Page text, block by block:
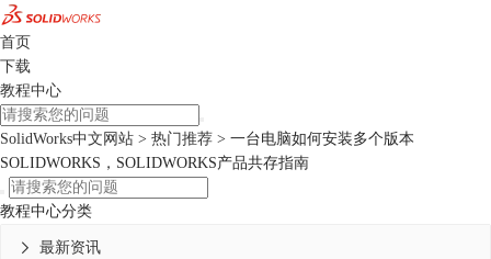
首页
下载
教程中心
SolidWorks中文网站 > 热门推荐 > 一台电脑如何安装多个版本
SOLIDWORKS，SOLIDWORKS产品共存指南
教程中心分类
最新资讯
